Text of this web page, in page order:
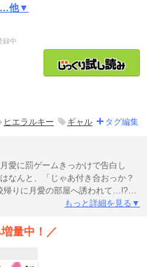
…他▼
録中
ヒエラルキー ギャル タグ編集
愛に罰ゲームきっかけで告白し
なんと、「じゃあ付き合おっか？
りに月愛の部屋へ誘われて…!?恋
人にとって “初めて”だらけのお付
もっと詳細を見る▼
量中！／